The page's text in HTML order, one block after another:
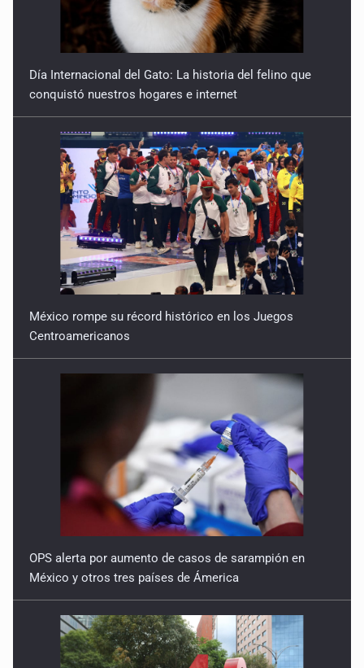
Día Internacional del Gato: La historia del felino que
conquistó nuestros hogares e internet
México rompe su récord histórico en los Juegos
Centroamericanos
OPS alerta por aumento de casos de sarampión en
México y otros tres países de Ámerica